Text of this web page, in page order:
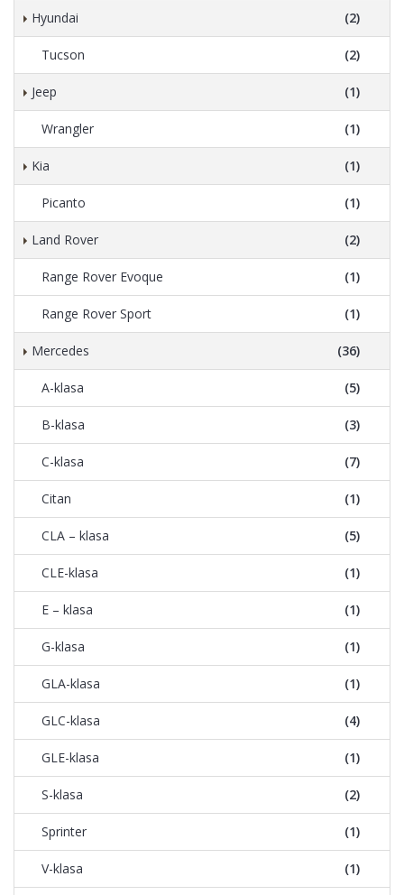
Hyundai (2)
Tucson (2)
Jeep (1)
Wrangler (1)
Kia (1)
Picanto (1)
Land Rover (2)
Range Rover Evoque (1)
Range Rover Sport (1)
Mercedes (36)
A-klasa (5)
B-klasa (3)
C-klasa (7)
Citan (1)
CLA – klasa (5)
CLE-klasa (1)
E – klasa (1)
G-klasa (1)
GLA-klasa (1)
GLC-klasa (4)
GLE-klasa (1)
S-klasa (2)
Sprinter (1)
V-klasa (1)